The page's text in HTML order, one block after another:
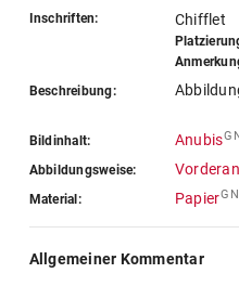
Inschriften: Chifflet
Beschreibung:
Bildinhalt: Anubis
Abbildungsweise:
Material: Papier
Allgemeiner Kommentar